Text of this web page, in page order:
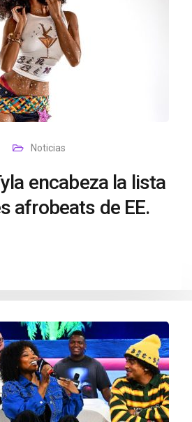
Noticias
encabeza la lista
afrobeats de EE.